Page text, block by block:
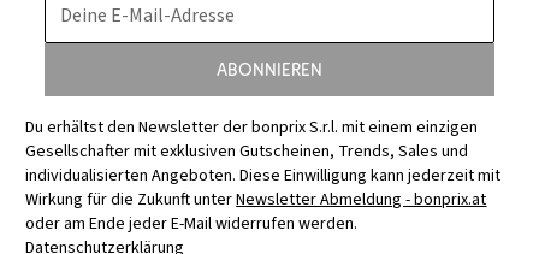
Deine E-Mail-Adresse
Abonnieren
Du erhältst den Newsletter der bonprix S.r.l. mit einem einzigen
Gesellschafter mit exklusiven Gutscheinen, Trends, Sales und
individualisierten Angeboten. Diese Einwilligung kann jederzeit mit
Wirkung für die Zukunft unterNewsletter Abmeldung - bonprix.at
oder am Ende jeder E-Mail widerrufen werden.
Datenschutzerklärung